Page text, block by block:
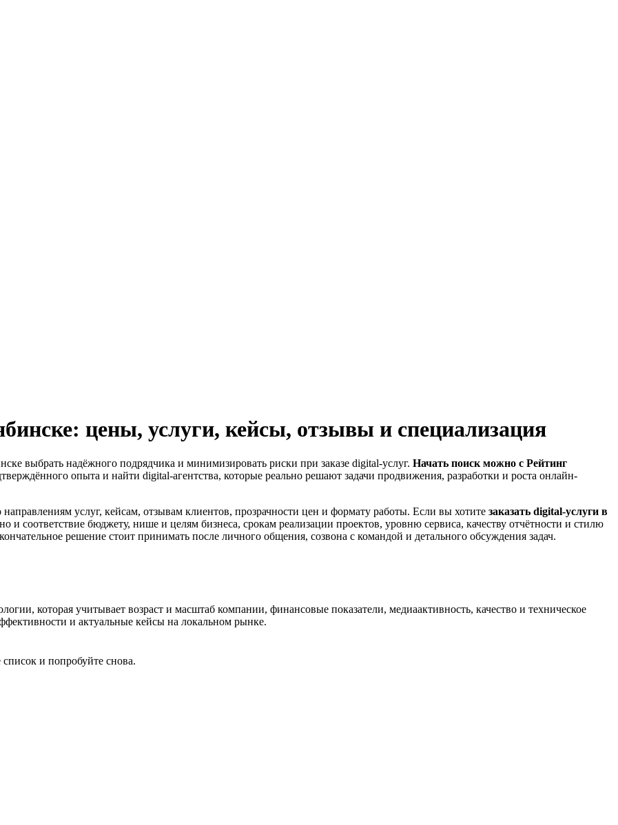
цены, услуги, кейсы, отзывы и специализация
выбрать надёжного подрядчика и минимизировать риски при заказе digital-услуг. Начать поиск можно с Рейтинг
опыта и найти digital-агентства, которые реально решают задачи продвижения, разработки и роста онлайн-
направлениям услуг, кейсам, отзывам клиентов, прозрачности цен и формату работы. Если вы хотите заказать digital-услуги в
и соответствие бюджету, нише и целям бизнеса, срокам реализации проектов, уровню сервиса, качеству отчётности и стилю
решение стоит принимать после личного общения, созвона с командой и детального обсуждения задач.
которая учитывает возраст и масштаб компании, финансовые показатели, медиаактивность, качество и техническое
и актуальные кейсы на локальном рынке.
и попробуйте снова.